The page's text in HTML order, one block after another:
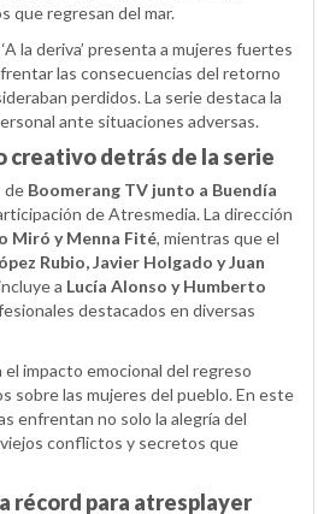
que regresan del mar.
la deriva’ presenta a mujeres fuertes
las consecuencias del retorno
perdidos. La serie destaca la
ante situaciones adversas.
creativo detrás de la serie
de Boomerang TV junto a Buendía
de Atresmedia. La dirección
Miró y Menna Fité, mientras que el
Rubio, Javier Holgado y Juan
a Lucía Alonso y Humberto
destacados en diversas
impacto emocional del regreso
sobre las mujeres del pueblo. En este
enfrentan no solo la alegría del
conflictos y secretos que
récord para atresplayer